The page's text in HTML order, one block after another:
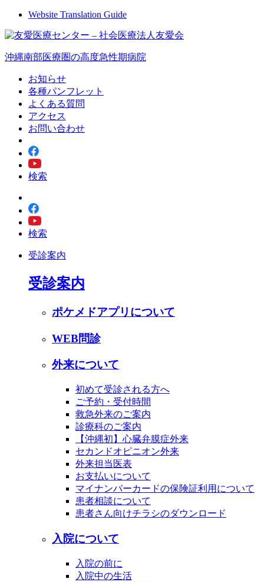
Website Translation Guide
沖縄南部医療圏の高度急性期病院
お知らせ
各種パンフレット
よくある質問
アクセス
お問い合わせ
検索
検索
受診案内
受診案内
ポケメドアプリについて
WEB問診
外来について
初めて受診される方へ
ご予約・受付時間
救急外来のご案内
診療科のご案内
【沖縄初】心臓弁膜症外来
セカンドオピニオン外来
外来担当医表
お支払いについて
マイナンバーカードの保険証利用について
患者相談について
患者さん向けチラシのダウンロード
入院について
入院の前に
入院中の生活